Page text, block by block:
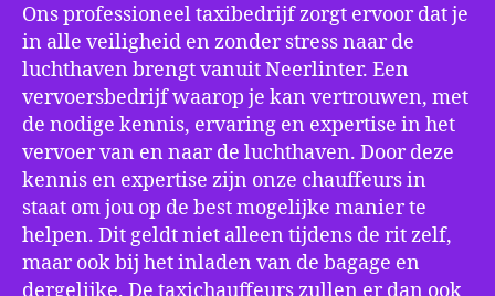
Ons professioneel taxibedrijf zorgt ervoor dat je
in alle veiligheid en zonder stress naar de
luchthaven brengt vanuit Neerlinter. Een
vervoersbedrijf waarop je kan vertrouwen, met
de nodige kennis, ervaring en expertise in het
vervoer van en naar de luchthaven. Door deze
kennis en expertise zijn onze chauffeurs in
staat om jou op de best mogelijke manier te
helpen. Dit geldt niet alleen tijdens de rit zelf,
maar ook bij het inladen van de bagage en
dergelijke. De taxichauffeurs zullen er dan ook